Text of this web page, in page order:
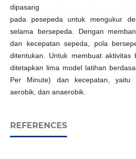
dipasang
pada pesepeda untuk mengukur
selama bersepeda. Dengan
dan kecepatan sepeda, pola
ditentukan. Untuk membuat aktivitas
ditetapkan lima model latihan
Per Minute) dan kecepatan, yaitu
aerobik, dan anaerobik.
REFERENCES